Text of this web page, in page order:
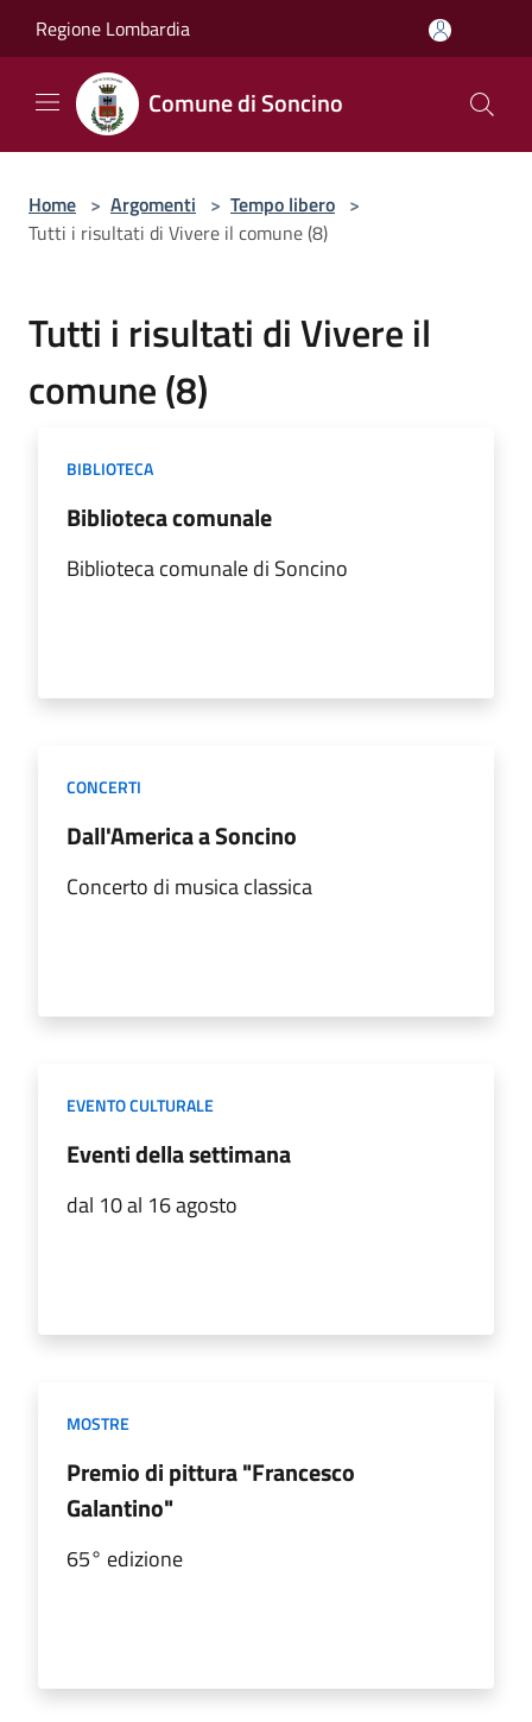
Regione Lombardia
Comune di Soncino
Home > Argomenti > Tempo libero >
Tutti i risultati di Vivere il comune (8)
Tutti i risultati di Vivere il
comune (8)
BIBLIOTECA
Biblioteca comunale
Biblioteca comunale di Soncino
CONCERTI
Dall'America a Soncino
Concerto di musica classica
EVENTO CULTURALE
Eventi della settimana
dal 10 al 16 agosto
MOSTRE
Premio di pittura "Francesco
Galantino"
65° edizione